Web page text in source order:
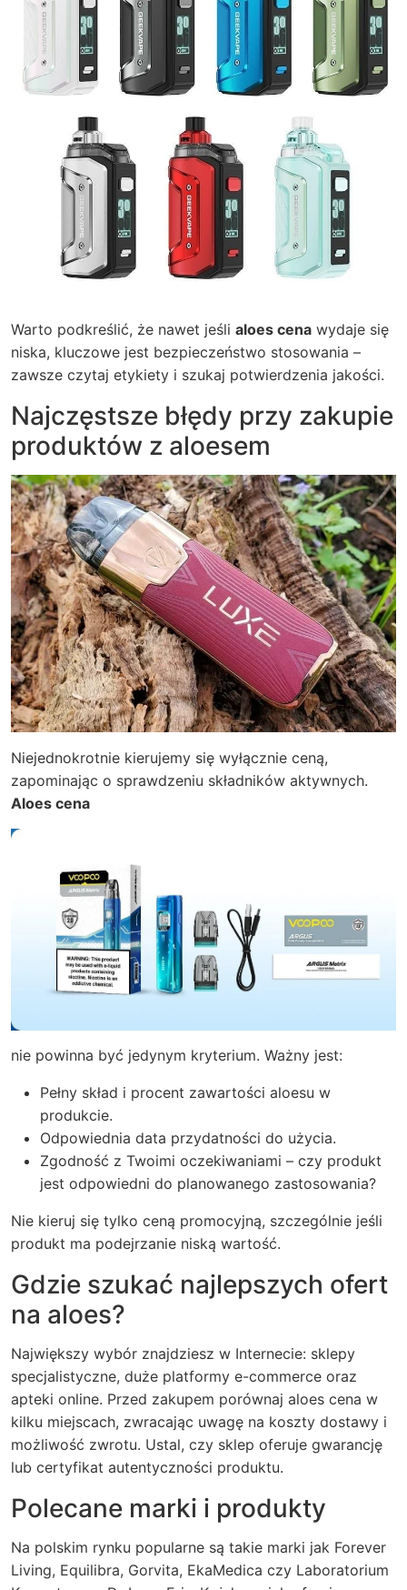
Warto podkreślić, że nawet jeśli aloes cena wydaje się
niska, kluczowe jest bezpieczeństwo stosowania –
zawsze czytaj etykiety i szukaj potwierdzenia jakości.
Najczęstsze błędy przy zakupie
produktów z aloesem
Niejednokrotnie kierujemy się wyłącznie ceną,
zapominając o sprawdzeniu składników aktywnych.
Aloes cena
nie powinna być jedynym kryterium. Ważny jest:
Pełny skład i procent zawartości aloesu w
produkcie.
Odpowiednia data przydatności do użycia.
Zgodność z Twoimi oczekiwaniami – czy produkt
jest odpowiedni do planowanego zastosowania?
Nie kieruj się tylko ceną promocyjną, szczególnie jeśli
produkt ma podejrzanie niską wartość.
Gdzie szukać najlepszych ofert
na aloes?
Największy wybór znajdziesz w Internecie: sklepy
specjalistyczne, duże platformy e-commerce oraz
apteki online. Przed zakupem porównaj aloes cena w
kilku miejscach, zwracając uwagę na koszty dostawy i
możliwość zwrotu. Ustal, czy sklep oferuje gwarancję
lub certyfikat autentyczności produktu.
Polecane marki i produkty
Na polskim rynku popularne są takie marki jak Forever
Living, Equilibra, Gorvita, EkaMedica czy Laboratorium